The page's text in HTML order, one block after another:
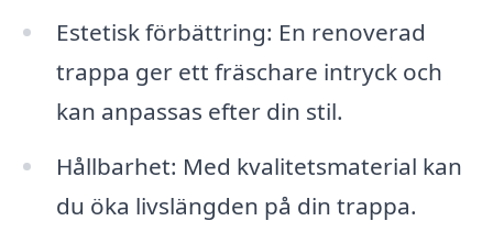
Estetisk förbättring: En renoverad
trappa ger ett fräschare intryck och
kan anpassas efter din stil.
Hållbarhet: Med kvalitetsmaterial kan
du öka livslängden på din trappa.